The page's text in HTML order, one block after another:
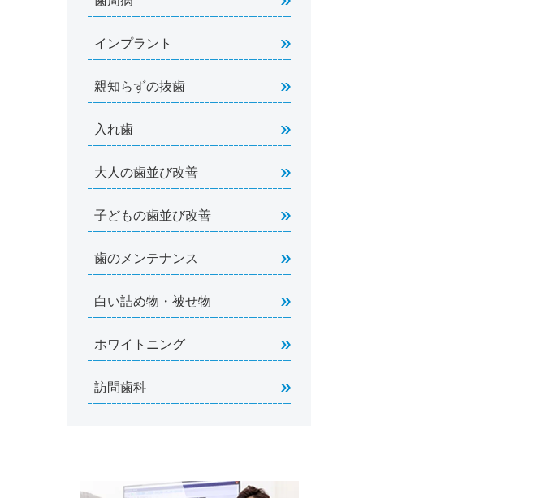
インプラント
親知らずの抜歯
入れ歯
大人の歯並び改善
子どもの歯並び改善
歯のメンテナンス
白い詰め物・被せ物
ホワイトニング
訪問歯科